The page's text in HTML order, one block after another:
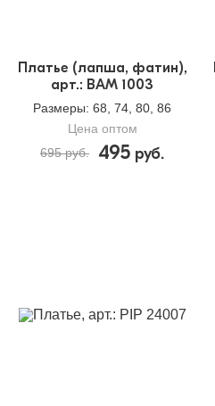
Платье (лапша, фатин),
арт.: BAM 1003
Размеры: 68, 74, 80, 86
Цена оптом
695 руб.
495 руб.